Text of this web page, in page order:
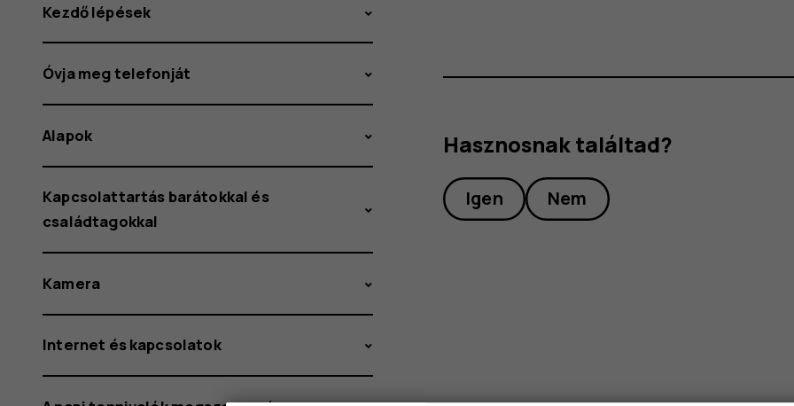
Hasznosnak találtad?
Igen Nem
Kezdő lépések
Óvja meg telefonját
Alapok
Kapcsolattartás barátokkal és
családtagokkal
Kamera
Internet és kapcsolatok